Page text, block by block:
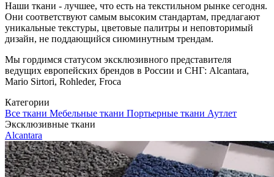
Наши ткани - лучшее, что есть на текстильном рынке сегодня.
Они соответствуют самым высоким стандартам, предлагают
уникальные текстуры, цветовые палитры и неповторимый
дизайн, не поддающийся сиюминутным трендам.
Мы гордимся статусом эксклюзивного представителя
ведущих европейских брендов в России и СНГ: Alcantara,
Mario Sirtori, Rohleder, Froca
Категории
Все ткани Мебельные ткани Портьерные ткани Аутлет
Эксклюзивные ткани
Alcantara